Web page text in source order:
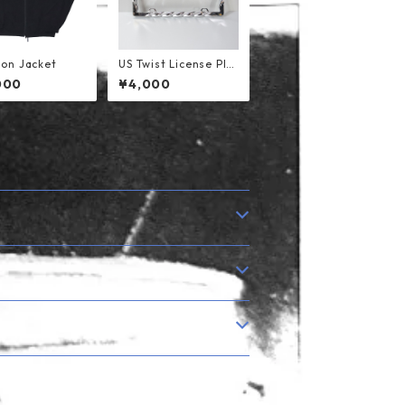
Jacket
US Twist License Pla
te Frame
¥4,000